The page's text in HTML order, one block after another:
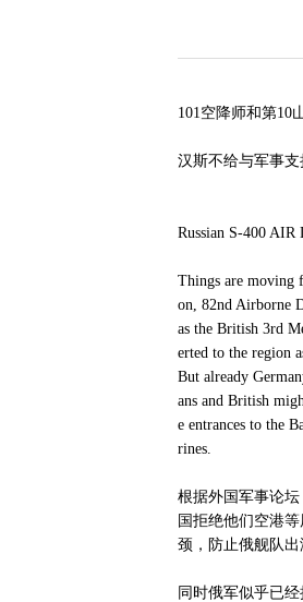
101空降师和第10
汉斯不给与军事支
Russian S-400
Things are moving
on, 82nd Airborne
as the British 3rd
erted to the region
But already
ans and British
e entrances to the
rines.
根据外国军事论
国拒绝他们空港
颈，防止俄舰队出
同时俄军似乎已